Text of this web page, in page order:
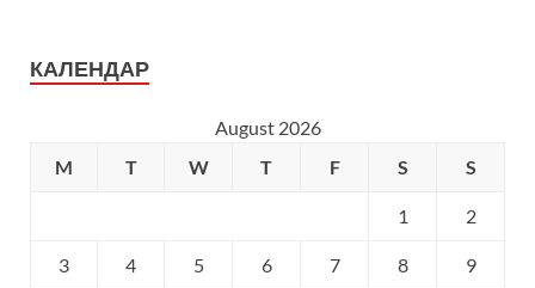
КАЛЕНДАР
August 2026
M
T W T F S S
1 2
3 4 5 6 7 8 9